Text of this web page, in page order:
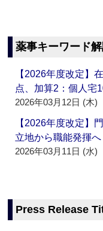
薬事キーワード
【2026年度改定】
点、加算2：個人宅
2026年03月12日 (木)
【2026年度改定】
立地から職能発揮へ
2026年03月11日 (水)
Press Release